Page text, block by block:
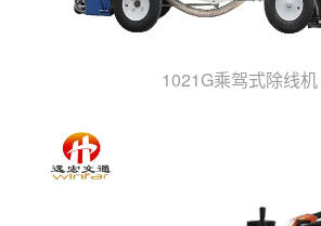
1021G乘驾式除线机